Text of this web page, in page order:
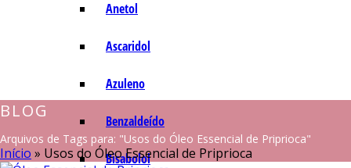
Anetol
Ascaridol
Azuleno
Benzaldeído
Bisabolol
BLOG
Arquivos de Tags para: "Usos do Óleo Essencial de Priprioca"
Início » Usos do Óleo Essencial de Priprioca